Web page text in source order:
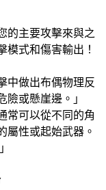
的主要攻擊來與之
模式和傷害輸出！
中做出布偶物理反
險或懸崖邊。」
常可以從不同的角
屬性或起始武器。